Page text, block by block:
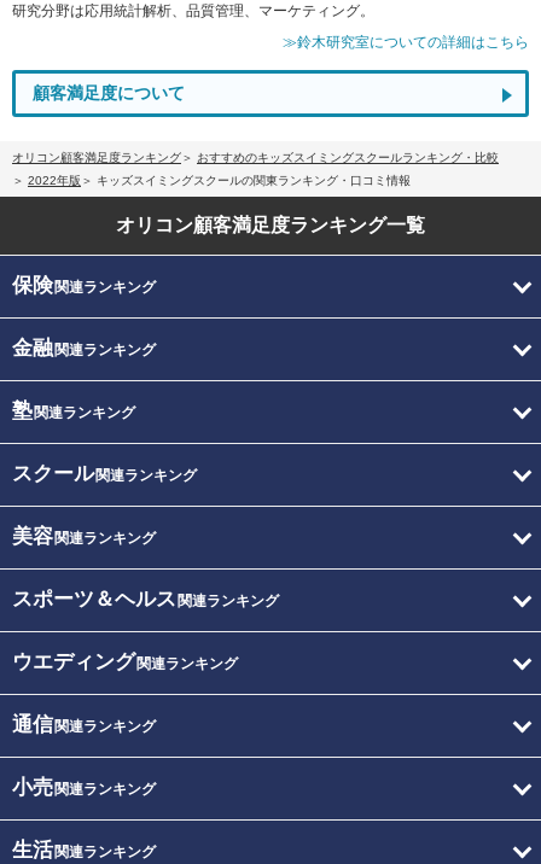
研究分野は応用統計解析、品質管理、マーケティング。
≫鈴木研究室についての詳細はこちら
顧客満足度について
オリコン顧客満足度ランキング
おすすめのキッズスイミングスクールランキング・比較
2022年版
キッズスイミングスクールの関東ランキング・口コミ情報
オリコン顧客満足度ランキング一覧
保険関連ランキング
金融関連ランキング
塾関連ランキング
スクール関連ランキング
美容関連ランキング
スポーツ＆ヘルス 関連ランキング
ウエディング関連ランキング
通信関連ランキング
小売関連ランキング
生活関連ランキング